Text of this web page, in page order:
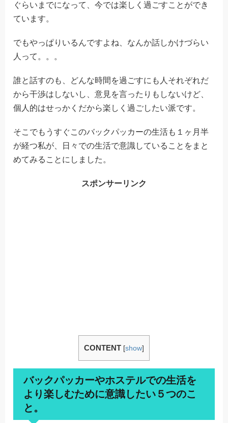
ぐらいまでになって、今では楽しく過ごすことができ
ています。
でもやっぱりいるんですよね、なんか話しかけづらい
人って。。。
誰と話すのも、どんな時間を過ごすにも人それぞれだ
から干渉はしないし、意見を言ったりもしないけど、
個人的はせっかくだから楽しく過ごしたい派です。
そこでもうすぐこのバックパッカーの生活も１ヶ月半
が経つ私が、日々での生活で意識していることをまと
めてみることにしました。
スポンサーリンク
CONTENT [show]
バックパッカーやホステルでの生活を
より楽しむために意識したい５つのこ
と。